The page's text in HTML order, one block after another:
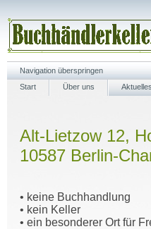
Navigation überspringen
Start
Über uns
Alt-Lietzow 12,
10587 Berlin-
• keine Buchhandlung
• kein Keller
• ein besonderer Ort für